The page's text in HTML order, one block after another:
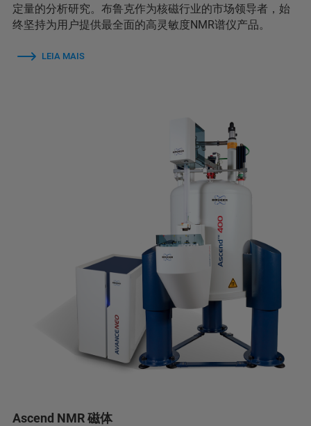
定量的分析研究。布鲁克作为核磁行业的市场领导者，始
终坚持为用户提供最全面的高灵敏度NMR谱仪产品。
LEIA MAIS
Ascend NMR 磁体